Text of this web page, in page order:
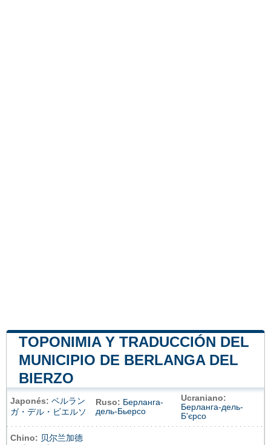
TOPONIMIA Y TRADUCCIÓN DEL
MUNICIPIO DE BERLANGA DEL
BIERZO
Japonés: ベルラン
ガ・デル・ビエルソ
Ruso: Берланга-
дель-Бьерсо
Ucraniano:
Берланга-дель-
Б'єрсо
Chino: 贝尔兰加德